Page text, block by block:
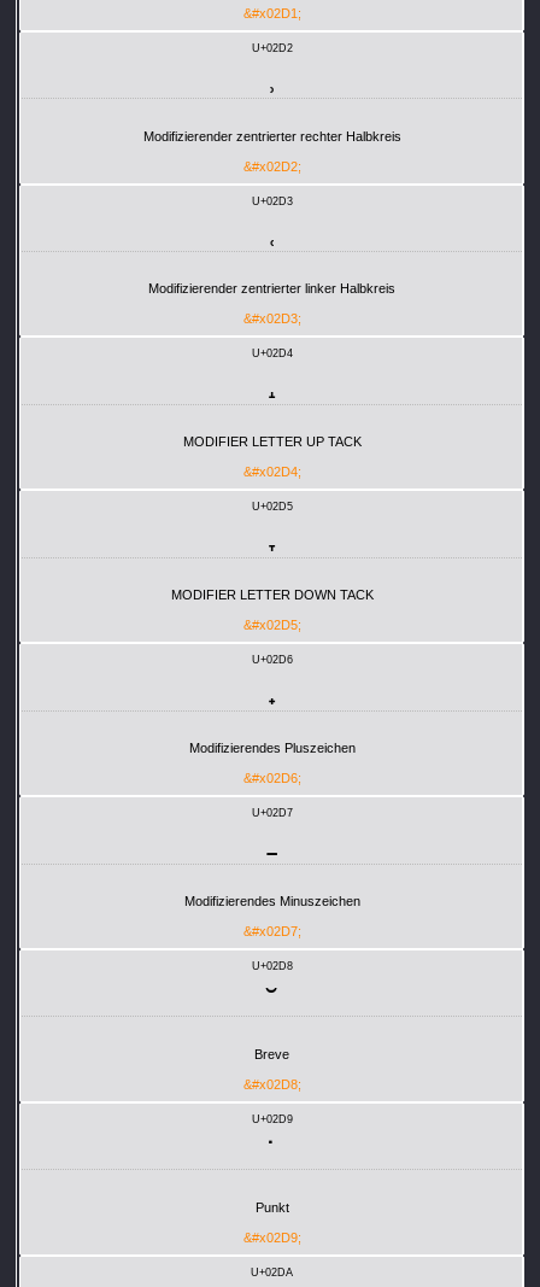
&#x02D1;
U+02D2
˒
Modifizierender zentrierter rechter Halbkreis
&#x02D2;
U+02D3
˓
Modifizierender zentrierter linker Halbkreis
&#x02D3;
U+02D4
˔
MODIFIER LETTER UP TACK
&#x02D4;
U+02D5
˕
MODIFIER LETTER DOWN TACK
&#x02D5;
U+02D6
˖
Modifizierendes Pluszeichen
&#x02D6;
U+02D7
˗
Modifizierendes Minuszeichen
&#x02D7;
U+02D8
˘
Breve
&#x02D8;
U+02D9
˙
Punkt
&#x02D9;
U+02DA